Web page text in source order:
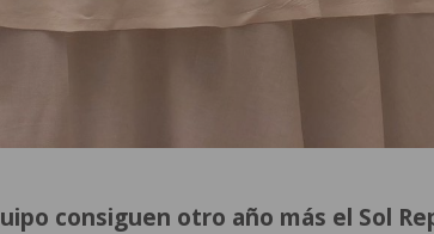
consiguen otro año más el Sol